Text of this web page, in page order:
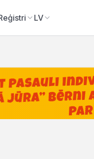
LV